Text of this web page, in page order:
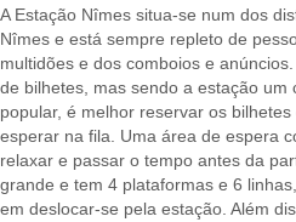
A Estação Nîmes situa-se num dos
Nîmes e está sempre repleto de
multidões e dos comboios e
de bilhetes, mas sendo a estação um
popular, é melhor reservar os
esperar na fila. Uma área de espera
relaxar e passar o tempo antes da
grande e tem 4 plataformas e 6
em deslocar-se pela estação. Além